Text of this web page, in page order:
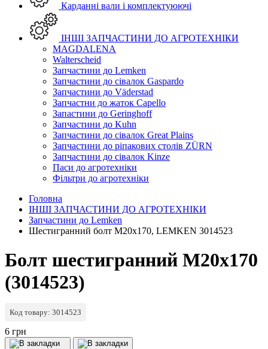
Карданні вали і комплектуюючі
ІНШІ ЗАПЧАСТИНИ ДО АГРОТЕХНІКИ
MAGDALENA
Walterscheid
Запчастини до Lemken
Запчастини до сівалок Gaspardo
Запчастини до Väderstad
Запчастни до жаток Capello
Запастини до Geringhoff
Запчастини до Kuhn
Запчастини до сівалок Great Plains
Запчастини до ріпакових столів ZÜRN
Запчастини до сівалок Kinze
Паси до агротехніки
Фільтри до агротехніки
Головна
ІНШІ ЗАПЧАСТИНИ ДО АГРОТЕХНІКИ
Запчастини до Lemken
Шестигранний болт M20x170, LEMKEN 3014523
Болт шестигранний M20x170
(3014523)
Код товару: 3014523
6 грн